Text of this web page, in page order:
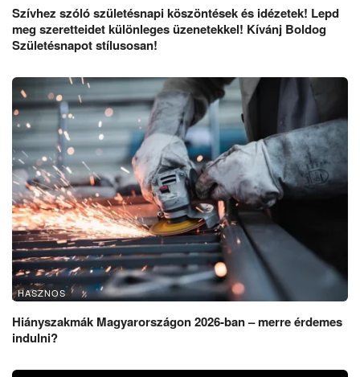
Szívhez szóló születésnapi köszöntések és idézetek! Lepd
meg szeretteidet különleges üzenetekkel! Kívánj Boldog
Születésnapot stílusosan!
HASZNOS
Hiányszakmák Magyarországon 2026-ban – merre érdemes
indulni?